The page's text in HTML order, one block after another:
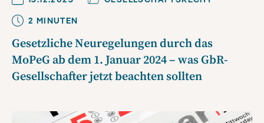
2 MINUTEN
Gesetzliche Neuregelungen durch das
MoPeG ab dem 1. Januar 2024 – was GbR-
Gesellschafter jetzt beachten sollten